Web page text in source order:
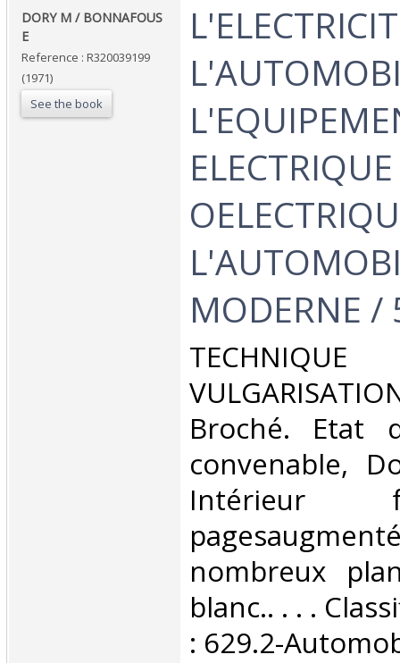
‎DORY M / BONNAFOUS
E‎
Reference : R320039199
(1971)
See the book
MODERNE /
Broché. Etat
convenable,
Intérieur
nombreux
blanc.. . . .
: 629.2-